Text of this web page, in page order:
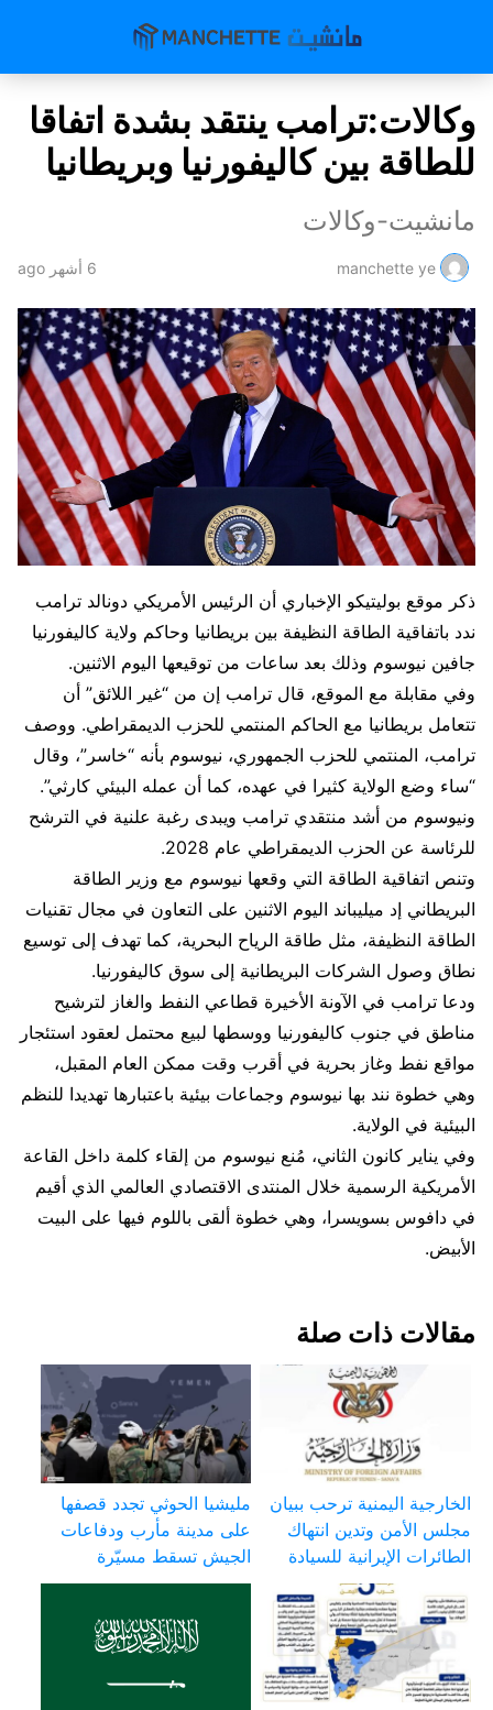
وكالات:ترامب ينتقد بشدة اتفاقا
للطاقة بين كاليفورنيا وبريطانيا
مانشيت-وكالات
manchette ye 6 أشهر ago
ذكر موقع بوليتيكو الإخباري أن الرئيس الأمريكي دونالد ترامب
ندد باتفاقية الطاقة النظيفة بين بريطانيا وحاكم ولاية كاليفورنيا
جافين نيوسوم وذلك بعد ساعات من توقيعها اليوم الاثنين.
وفي مقابلة مع الموقع، قال ترامب إن من “غير اللائق” أن
تتعامل بريطانيا مع الحاكم المنتمي للحزب الديمقراطي. ووصف
ترامب، المنتمي للحزب الجمهوري، نيوسوم بأنه “خاسر”، وقال
“ساء وضع الولاية كثيرا في عهده، كما أن عمله البيئي كارثي”.
ونيوسوم من أشد منتقدي ترامب ويبدى رغبة علنية في الترشح
للرئاسة عن الحزب الديمقراطي عام 2028.
وتنص اتفاقية الطاقة التي وقعها نيوسوم مع وزير الطاقة
البريطاني إد ميليباند اليوم الاثنين على التعاون في مجال تقنيات
الطاقة النظيفة، مثل طاقة الرياح البحرية، كما تهدف إلى توسيع
نطاق وصول الشركات البريطانية إلى سوق كاليفورنيا.
ودعا ترامب في الآونة الأخيرة قطاعي النفط والغاز لترشيح
مناطق في جنوب كاليفورنيا ووسطها لبيع محتمل لعقود استئجار
مواقع نفط وغاز بحرية في أقرب وقت ممكن العام المقبل،
وهي خطوة نند بها نيوسوم وجماعات بيئية باعتبارها تهديدا للنظم
البيئية في الولاية.
وفي يناير كانون الثاني، مُنع نيوسوم من إلقاء كلمة داخل القاعة
الأمريكية الرسمية خلال المنتدى الاقتصادي العالمي الذي أقيم
في دافوس بسويسرا، وهي خطوة ألقى باللوم فيها على البيت
الأبيض.
مقالات ذات صلة
الخارجية اليمنية ترحب ببيان
مجلس الأمن وتدين انتهاك
الطائرات الإيرانية للسيادة
مليشيا الحوثي تجدد قصفها
على مدينة مأرب ودفاعات
الجيش تسقط مسيّرة